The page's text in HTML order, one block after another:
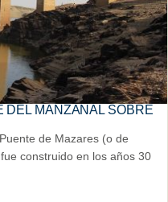
DEL MANZANAL SOBRE
de Mazares (o de
construido en los años 30